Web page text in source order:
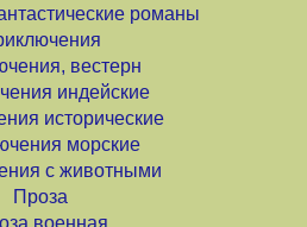
романы
вестерн
индейские
исторические
морские
с животными
Проза
военная